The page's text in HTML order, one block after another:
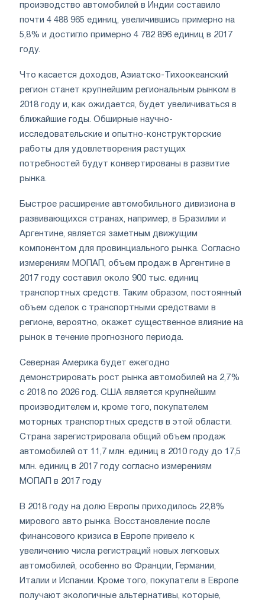
производство автомобилей в Индии составило
почти 4 488 965 единиц, увеличившись примерно на
5,8% и достигло примерно 4 782 896 единиц в 2017
году.
Что касается доходов, Азиатско-Тихоокеанский
регион станет крупнейшим региональным рынком в
2018 году и, как ожидается, будет увеличиваться в
ближайшие годы. Обширные научно-
исследовательские и опытно-конструкторские
работы для удовлетворения растущих
потребностей будут конвертированы в развитие
рынка.
Быстрое расширение автомобильного дивизиона в
развивающихся странах, например, в Бразилии и
Аргентине, является заметным движущим
компонентом для провинциального рынка. Согласно
измерениям МОПАП, объем продаж в Аргентине в
2017 году составил около 900 тыс. единиц
транспортных средств. Таким образом, постоянный
объем сделок с транспортными средствами в
регионе, вероятно, окажет существенное влияние на
рынок в течение прогнозного периода.
Северная Америка будет ежегодно
демонстрировать рост рынка автомобилей на 2,7%
с 2018 по 2026 год. США является крупнейшим
производителем и, кроме того, покупателем
моторных транспортных средств в этой области.
Страна зарегистрировала общий объем продаж
автомобилей от 11,7 млн. единиц в 2010 году до 17,5
млн. единиц в 2017 году согласно измерениям
МОПАП в 2017 году
В 2018 году на долю Европы приходилось 22,8%
мирового авто рынка. Восстановление после
финансового кризиса в Европе привело к
увеличению числа регистраций новых легковых
автомобилей, особенно во Франции, Германии,
Италии и Испании. Кроме того, покупатели в Европе
получают экологичные альтернативы, которые,